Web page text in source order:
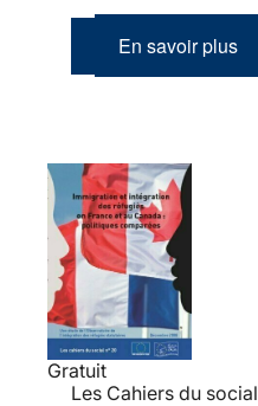
En savoir plus
Gratuit
Les Cahiers du social